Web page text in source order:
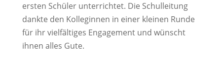
ersten Schüler unterrichtet. Die Schulleitung
dankte den Kolleginnen in einer kleinen Runde
für ihr vielfältiges Engagement und wünscht
ihnen alles Gute.